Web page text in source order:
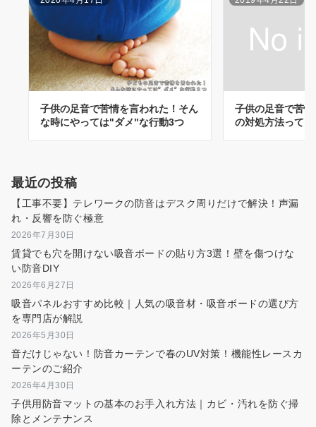
子供の足音で苦情を言われた！そん
な時にやっては"ダメ"な行動3つ
子供の足音で苦
の対処方法って？
最近の投稿
【工事不要】テレワークの防音はデスク周りだけで解決！声漏
れ・反響を防ぐ極意
2026年7月30日
賃貸でも穴を開けない吸音ボードの貼り方3選！壁を傷つけな
い防音DIY
2026年6月27日
吸音パネルおすすめ比較｜人気の吸音材・吸音ボードの選び方
を専門店が解説
2026年5月30日
音だけじゃない！防音カーテンで春のUV対策！機能性レースカ
ーテンのご紹介
2026年4月30日
子供用防音マットの基本のお手入れ方法｜カビ・汚れを防ぐ掃
除とメンテナンス